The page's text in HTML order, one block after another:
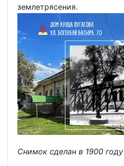
землетрясения.
Снимок сделан в 1900